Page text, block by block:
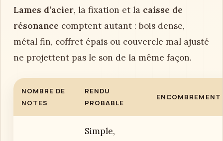
Lames d’acier, la fixation et la caisse de
résonance comptent autant : bois dense,
métal fin, coffret épais ou couvercle mal ajusté
ne projettent pas le son de la même façon.
NOMBRE DE
NOTES
RENDU
PROBABLE
ENCOMBREMENT
Simple,